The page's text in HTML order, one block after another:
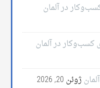
در آلمان
کسب‌وکار در آلمان
ژوئن 20, 2026